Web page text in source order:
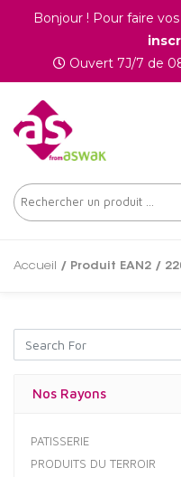
Bonjour ! Pour faire
Ouvert 7J/7 de
Accueil / Produit EAN2 /
Nos Rayons
PATISSERIE
PRODUITS DU TERROIR